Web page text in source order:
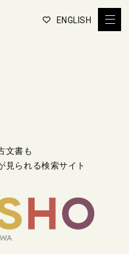
ENGLISH
文書も
見られる検索サイト